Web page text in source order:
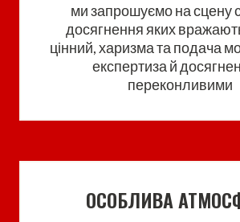
ми запрошуємо на сцену
досягнення яких
цінний, харизма та подача
експертиза й
переконливими
ОСОБЛИВА